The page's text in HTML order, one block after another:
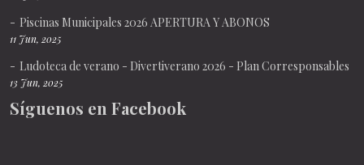
Piscinas Municipales 2026 APERTURA Y ABONOS
11 Jun, 2025
Ludoteca de verano - Divertiverano 2026 - Plan Corresponsables
13 Jun, 2025
Síguenos en Facebook